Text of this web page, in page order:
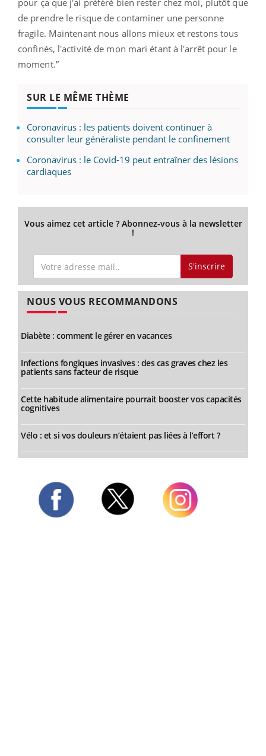
de prendre le risque de contaminer une personne
fragile. Maintenant nous allons mieux et restons tous
confinés, l'activité de mon mari étant à l'arrêt pour le
moment.”
SUR LE MÊME THÈME
Coronavirus : les patients doivent continuer à
consulter leur généraliste pendant le confinement
Coronavirus : le Covid-19 peut entraîner des lésions
cardiaques
Vous aimez cet article ? Abonnez-vous à la newsletter
!
S'inscrire
NOUS VOUS RECOMMANDONS
Diabète : comment le gérer en vacances
Infections fongiques invasives : des cas graves chez les
patients sans facteur de risque
Cette habitude alimentaire pourrait booster vos capacités
cognitives
Vélo : et si vos douleurs n’étaient pas liées à l’effort ?